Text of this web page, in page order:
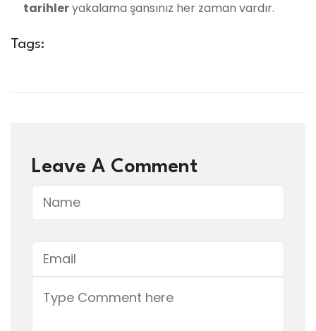
tarihleryakalama şansınız her zaman vardır.
Tags:
Leave A Comment